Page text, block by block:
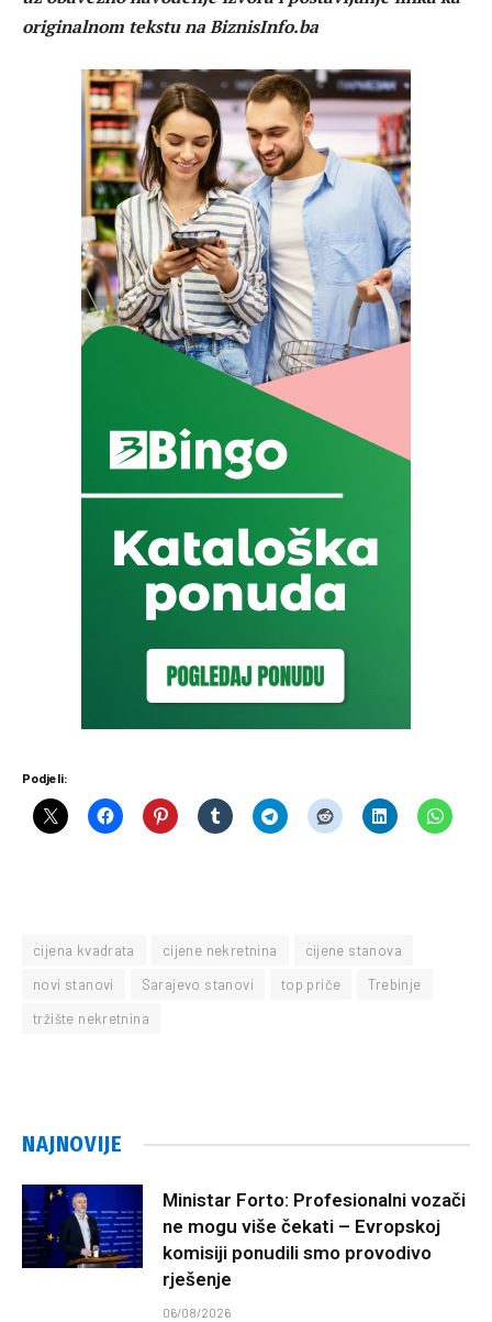
originalnom tekstu na BiznisInfo.ba
Podjeli:
cijena kvadrata cijene nekretnina
cijene stanova
novi stanovi
Sarajevo stanovi top priče
Trebinje
tržište nekretnina
NAJNOVIJE
Ministar Forto: Profesionalni vozači
ne mogu više čekati – Evropskoj
komisiji ponudili smo provodivo
rješenje
06/08/2026